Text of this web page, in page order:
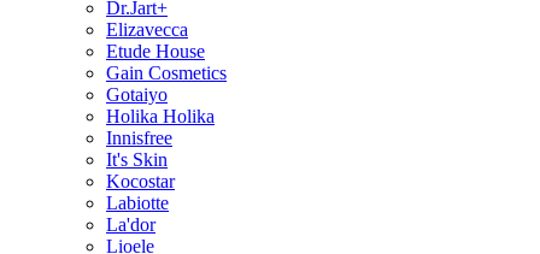
Dr.Jart+
Elizavecca
Etude House
Gain Cosmetics
Gotaiyo
Holika Holika
Innisfree
It's Skin
Kocostar
Labiotte
La'dor
Lioele